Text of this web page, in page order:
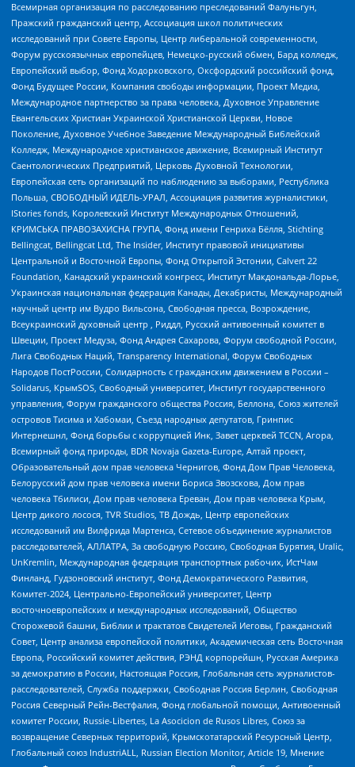
Всемирная организация по расследованию преследований Фалуньгун,
Пражский гражданский центр, Ассоциация школ политических
исследований при Совете Европы, Центр либеральной современности,
Форум русскоязычных европейцев, Немецко-русский обмен, Бард колледж,
Европейский выбор, Фонд Ходорковского, Оксфордский российский фонд,
Фонд Будущее России, Компания свободы информации, Проект Медиа,
Международное партнерство за права человека, Духовное Управление
Евангельских Христиан Украинской Христианской Церкви, Новое
Поколение, Духовное Учебное Заведение Международный Библейский
Колледж, Международное христианское движение, Всемирный Институт
Саентологических Предприятий, Церковь Духовной Технологии,
Европейская сеть организаций по наблюдению за выборами, Республика
Польша, СВОБОДНЫЙ ИДЕЛЬ-УРАЛ, Ассоциация развития журналистики,
IStories fonds, Королевский Институт Международных Отношений,
КРИМСЬКА ПРАВОЗАХИСНА ГРУПА, Фонд имени Генриха Бёлля, Stichting
Bellingcat, Bellingcat Ltd, The Insider, Институт правовой инициативы
Центральной и Восточной Европы, Фонд Открытой Эстонии, Calvert 22
Foundation, Канадский украинский конгресс, Институт Макдональда-Лорье,
Украинская национальная федерация Канады, Декабристы, Международный
научный центр им Вудро Вильсона, Свободная пресса, Возрождение,
Всеукраинский духовный центр , Риддл, Русский антивоенный комитет в
Швеции, Проект Медуза, Фонд Андрея Сахарова, Форум свободной России,
Лига Свободных Наций, Transparеncy International, Форум Свободных
Народов ПостРоссии, Солидарность с гражданским движением в России –
Solidarus, КрымSOS, Свободный университет, Институт государственного
управления, Форум гражданского общества Россия, Беллона, Союз жителей
островов Тисима и Хабомаи, Съезд народных депутатов, Гринпис
Интернешнл, Фонд борьбы с коррупцией Инк, Завет церквей TCCN, Агора,
Всемирный фонд природы, BDR Novaja Gazeta-Europe, Алтай проект,
Образовательный дом прав человека Чернигов, Фонд Дом Прав Человека,
Белорусский дом прав человека имени Бориса Звозскова, Дом прав
человека Тбилиси, Дом прав человека Ереван, Дом прав человека Крым,
Центр дикого лосося, TVR Studios, ТВ Дождь, Центр европейских
исследований им Вилфрида Мартенса, Сетевое объединение журналистов
расследователей, АЛЛАТРА, За свободную Россию, Свободная Бурятия, Uralic,
UnKremlin, Международная федерация транспортных рабочих, ИстЧам
Финланд, Гудзоновский институт, Фонд Демократического Развития,
Комитет-2024, Центрально-Европейский университет, Центр
восточноевропейских и международных исследований, Общество
Сторожевой башни, Библии и трактатов Свидетелей Иеговы, Гражданский
Совет, Центр анализа европейской политики, Академическая сеть Восточная
Европа, Российский комитет действия, РЭНД корпорейшн, Русская Америка
за демократию в России, Настоящая Россия, Глобальная сеть журналистов-
расследователей, Служба поддержки, Свободная Россия Берлин, Свободная
Россия Северный Рейн-Вестфалия, Фонд глобальной помощи, Антивоенный
комитет России, Russie-Libertes, La Asocicion de Rusos Libres, Союз за
возвращение Северных территорий, Крымскотатарский Ресурсный Центр,
Глобальный союз IndustriALL, Russian Election Monitor, Article 19, Мнение